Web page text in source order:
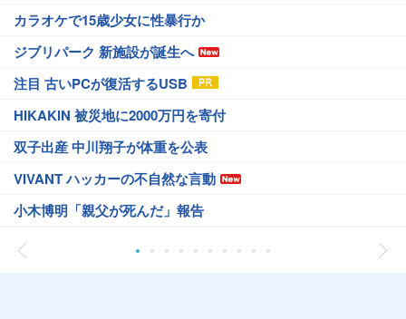
カラオケで15歳少女に性暴行か
ジブリパーク 新施設が誕生へ
注目 古いPCが復活するUSB
HIKAKIN 被災地に2000万円を寄付
双子出産 中川翔子が体重を公表
VIVANT ハッカーの不自然な言動
小木博明「親父が死んだ」報告